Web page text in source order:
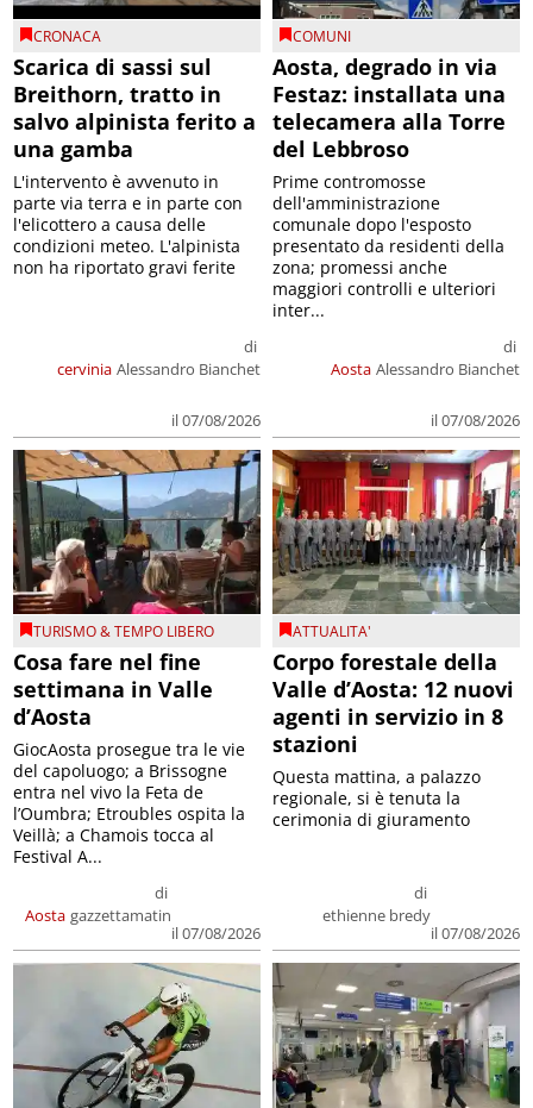
CRONACA
Scarica di sassi sul
Breithorn, tratto in
salvo alpinista ferito a
una gamba
cervinia
di
Alessandro Bianchet
il 07/08/2026
L'intervento è avvenuto in
parte via terra e in parte con
l'elicottero a causa delle
condizioni meteo. L'alpinista
non ha riportato gravi ferite
COMUNI
Aosta, degrado in via
Festaz: installata una
telecamera alla Torre
del Lebbroso
Aosta
di
Alessandro Bianchet
il 07/08/2026
Prime contromosse
dell'amministrazione
comunale dopo l'esposto
presentato da residenti della
zona; promessi anche
maggiori controlli e ulteriori
inter...
TURISMO & TEMPO LIBERO
Cosa fare nel fine
settimana in Valle
d’Aosta
Aosta
di
gazzettamatin
il 07/08/2026
GiocAosta prosegue tra le vie
del capoluogo; a Brissogne
entra nel vivo la Feta de
l’Oumbra; Etroubles ospita la
Veillà; a Chamois tocca al
Festival A...
ATTUALITA'
Corpo forestale della
Valle d’Aosta: 12 nuovi
agenti in servizio in 8
stazioni
di
ethienne bredy
il 07/08/2026
Questa mattina, a palazzo
regionale, si è tenuta la
cerimonia di giuramento